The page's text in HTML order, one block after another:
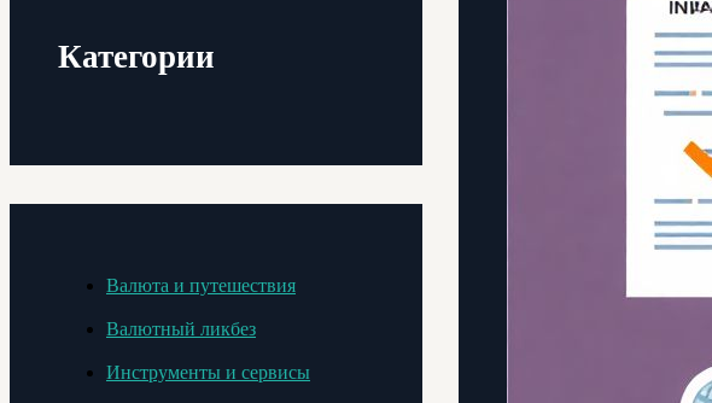
Категории
Валюта и путешествия
Валютный ликбез
Инструменты и сервисы